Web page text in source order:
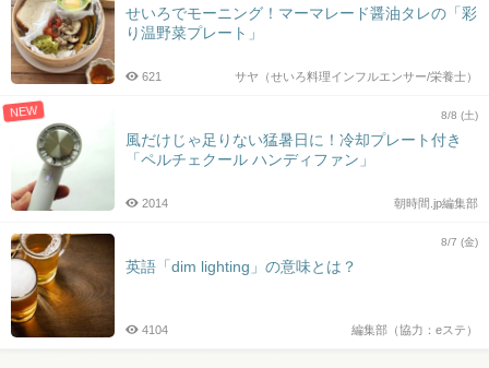
せいろでモーニング！マーマレード醤油タレの「彩
り温野菜プレート」
サヤ（せいろ料理インフルエンサー/栄養士）
621
NEW 8/8 (土)
風だけじゃ足りない猛暑日に！冷却プレート付き
「ペルチェクール ハンディファン」
朝時間.jp編集部
2014
8/7 (金)
英語「dim lighting」の意味とは？
編集部（協力：eステ）
4104